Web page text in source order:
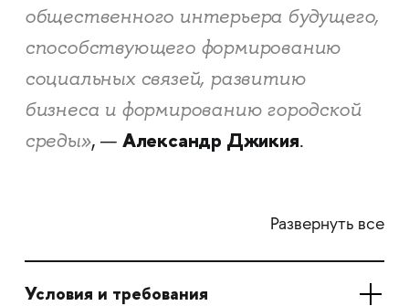
общественного интерьера будущего,
способствующего формированию
социальных связей, развитию
бизнеса и формированию городской
среды», — Александр Джикия.
Развернуть все
Условия и требования